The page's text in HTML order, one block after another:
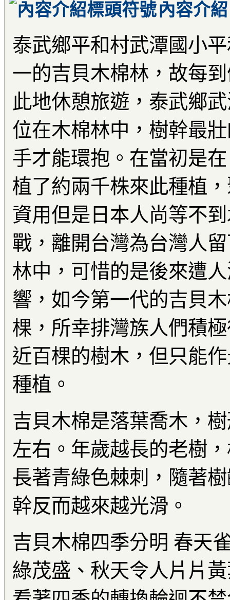
內容介紹
泰武鄉平和村武潭國小
一的吉貝木棉林，故每
此地休憩旅遊，泰武鄉
位在木棉林中，樹幹最
手才能環抱。在當初是
植了約兩千株來此種植
資用但是日本人尚等不
戰，離開台灣為台灣人
林中，可惜的是後來遭
響，如今第一代的吉貝
棵，所幸排灣族人們積
近百棵的樹木，但只能
種植。
吉貝木棉是落葉喬木，
左右。年歲越長的老樹
長著青綠色棘刺，隨著
幹反而越來越光滑。
吉貝木棉四季分明 春天
綠茂盛、秋天令人片片